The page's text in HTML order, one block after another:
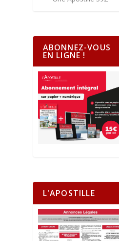
ABONNEZ-VOUS
EN LIGNE !
L'APOSTILLE